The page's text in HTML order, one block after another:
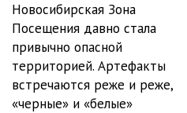
Новосибирская Зона
Посещения давно стала
привычно опасной
территорией. Артефакты
встречаются реже и реже,
«черные» и «белые»